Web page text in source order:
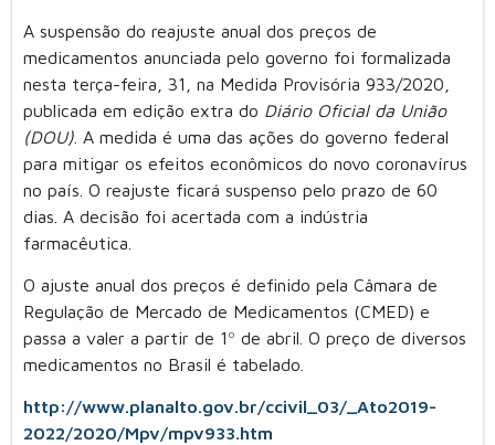
A suspensão do reajuste anual dos preços de
medicamentos anunciada pelo governo foi formalizada
nesta terça-feira, 31, na Medida Provisória 933/2020,
publicada em edição extra do Diário Oficial da União
(DOU) . A medida é uma das ações do governo federal
para mitigar os efeitos econômicos do novo coronavírus
no país. O reajuste ficará suspenso pelo prazo de 60
dias. A decisão foi acertada com a indústria
farmacêutica.
O ajuste anual dos preços é definido pela Câmara de
Regulação de Mercado de Medicamentos (CMED) e
passa a valer a partir de 1º de abril. O preço de diversos
medicamentos no Brasil é tabelado.
http://www.planalto.gov.br/ccivil_03/_Ato2019-
2022/2020/Mpv/mpv933.htm